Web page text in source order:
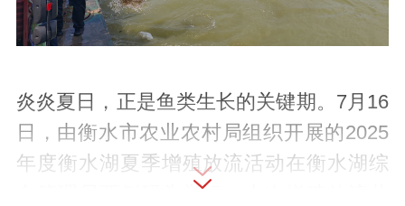
炎炎夏日，正是鱼类生长的关键期。7月16
日，由衡水市农业农村局组织开展的2025
年度衡水湖夏季增殖放流活动在衡水湖综
合管理局西侧码头举行。本次增殖放流共